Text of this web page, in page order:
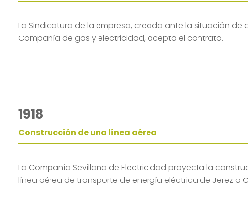
La Sindicatura de la empresa, creada ante la situación de
Compañía de gas y electricidad, acepta el contrato.
1918
Construcción de una línea aérea
La Compañía Sevillana de Electricidad proyecta la
línea aérea de transporte de energía eléctrica de Jerez a